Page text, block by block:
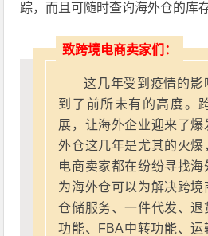
踪，而且可随时查询海外仓的库
致跨境电商卖家们：
这几年受到疫情的影
到了前所未有的高度。
展，让海外企业迎来了
外仓这几年是尤其的火爆
电商卖家都在纷纷寻找海
为海外仓可以为解决跨
仓储服务、一件代发、退
功能、FBA中转功能、运